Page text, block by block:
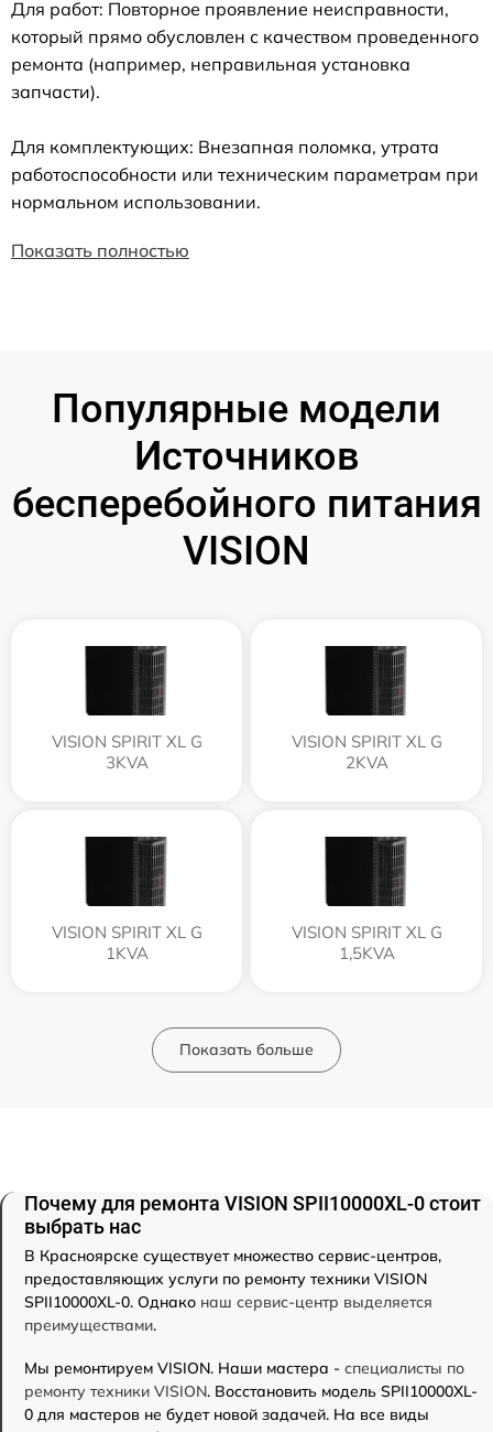
Для работ: Повторное проявление неисправности,
который прямо обусловлен с качеством проведенного
ремонта (например, неправильная установка
запчасти).
Для комплектующих: Внезапная поломка, утрата
работоспособности или техническим параметрам при
нормальном использовании.
Показать полностью
Популярные модели
Источников
бесперебойного питания
VISION
VISION SPIRIT XL G
3KVA
VISION SPIRIT XL G
2KVA
VISION SPIRIT XL G
1KVA
VISION SPIRIT XL G
1,5KVA
Показать больше
Почему для ремонта VISION SPII10000XL-0 стоит
выбрать нас
В Красноярске существует множество сервис-центров,
предоставляющих услуги по ремонту техники VISION
SPII10000XL-0. Однако наш сервис-центр выделяется
преимуществами.
Мы ремонтируем VISION. Наши мастера - специалисты по
ремонту техники VISION. Восстановить модель SPII10000XL-
0 для мастеров не будет новой задачей. На все виды